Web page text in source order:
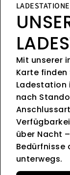
Mit unserer
Karte finden
Ladestation
nach
über Nacht
Bedürfnisse
unterwegs.